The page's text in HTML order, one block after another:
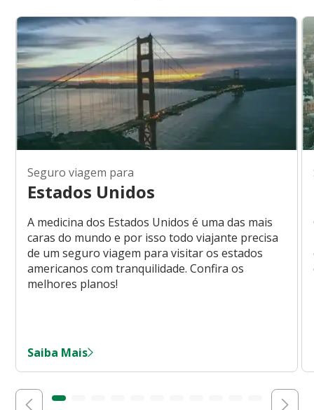
Seguro viagem para
Estados Unidos
A medicina dos Estados Unidos é uma das mais
caras do mundo e por isso todo viajante precisa
de um seguro viagem para visitar os estados
americanos com tranquilidade. Confira os
melhores planos!
Saiba Mais